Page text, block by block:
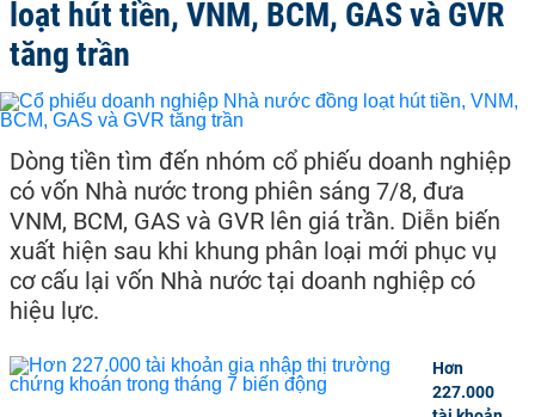
loạt hút tiền, VNM, BCM, GAS và GVR
tăng trần
Dòng tiền tìm đến nhóm cổ phiếu doanh nghiệp
có vốn Nhà nước trong phiên sáng 7/8, đưa
VNM, BCM, GAS và GVR lên giá trần. Diễn biến
xuất hiện sau khi khung phân loại mới phục vụ
cơ cấu lại vốn Nhà nước tại doanh nghiệp có
hiệu lực.
Hơn
227.000